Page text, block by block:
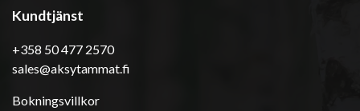
Kundtjänst
+358 50 477 2570
sales@aksytammat.fi
Bokningsvillkor